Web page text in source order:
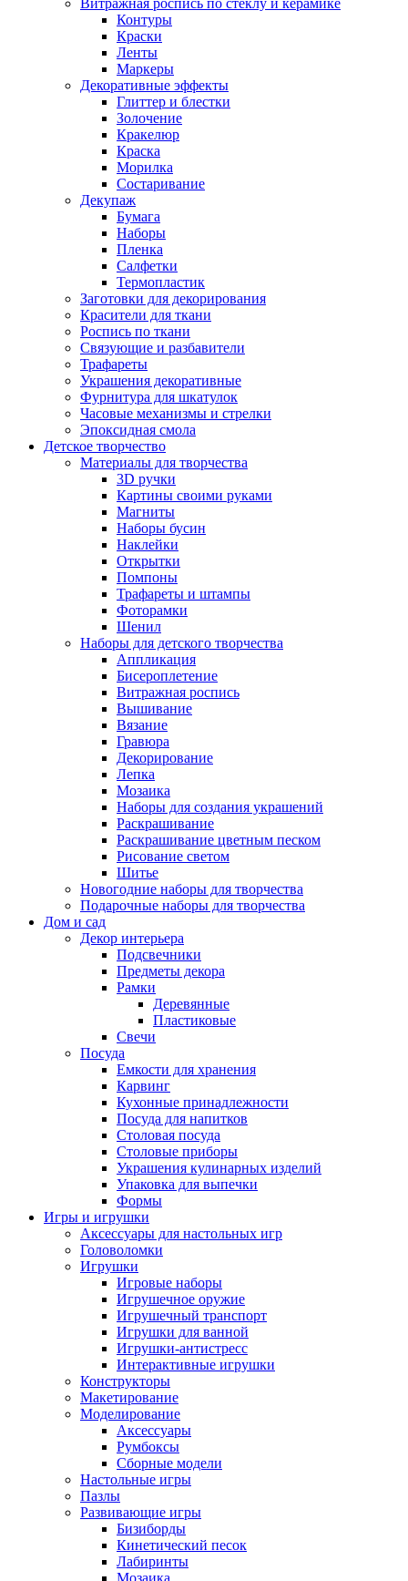
Витражная роспись по стеклу и керамике
Контуры
Краски
Ленты
Маркеры
Декоративные эффекты
Глиттер и блестки
Золочение
Кракелюр
Краска
Морилка
Состаривание
Декупаж
Бумага
Наборы
Пленка
Салфетки
Термопластик
Заготовки для декорирования
Красители для ткани
Роспись по ткани
Связующие и разбавители
Трафареты
Украшения декоративные
Фурнитура для шкатулок
Часовые механизмы и стрелки
Эпоксидная смола
Детское творчество
Материалы для творчества
3D ручки
Картины своими руками
Магниты
Наборы бусин
Наклейки
Открытки
Помпоны
Трафареты и штампы
Фоторамки
Шенил
Наборы для детского творчества
Аппликация
Бисероплетение
Витражная роспись
Вышивание
Вязание
Гравюра
Декорирование
Лепка
Мозаика
Наборы для создания украшений
Раскрашивание
Раскрашивание цветным песком
Рисование светом
Шитье
Новогодние наборы для творчества
Подарочные наборы для творчества
Дом и сад
Декор интерьера
Подсвечники
Предметы декора
Рамки
Деревянные
Пластиковые
Свечи
Посуда
Емкости для хранения
Карвинг
Кухонные принадлежности
Посуда для напитков
Столовая посуда
Столовые приборы
Украшения кулинарных изделий
Упаковка для выпечки
Формы
Игры и игрушки
Аксессуары для настольных игр
Головоломки
Игрушки
Игровые наборы
Игрушечное оружие
Игрушечный транспорт
Игрушки для ванной
Игрушки-антистресс
Интерактивные игрушки
Конструкторы
Макетирование
Моделирование
Аксессуары
Румбоксы
Сборные модели
Настольные игры
Пазлы
Развивающие игры
Бизиборды
Кинетический песок
Лабиринты
Мозаика